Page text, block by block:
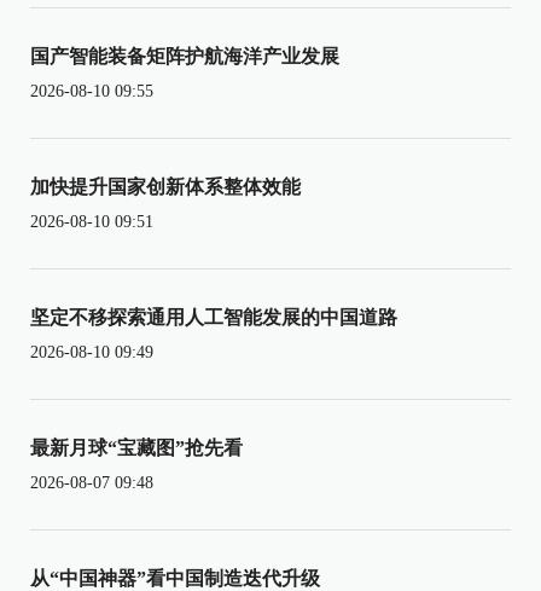
国产智能装备矩阵护航海洋产业发展
2026-08-10 09:55
加快提升国家创新体系整体效能
2026-08-10 09:51
坚定不移探索通用人工智能发展的中国道路
2026-08-10 09:49
最新月球“宝藏图”抢先看
2026-08-07 09:48
从“中国神器”看中国制造迭代升级